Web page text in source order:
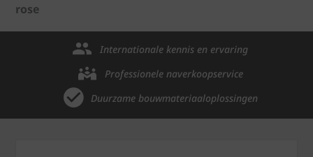
rose
Internationale kennis en ervaring
Professionele naverkoopservice
Duurzame bouwmateriaaloplossingen